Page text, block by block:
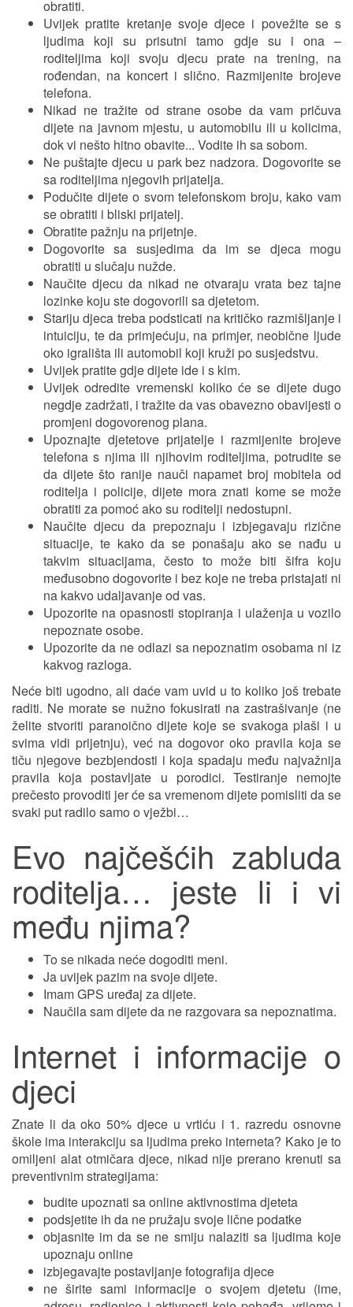
obratiti.
Uvijek pratite kretanje svoje djece i povežite se s
ljudima koji su prisutni tamo gdje su i ona –
roditeljima koji svoju djecu prate na trening, na
rođendan, na koncert i slično. Razmijenite brojeve
telefona.
Nikad ne tražite od strane osobe da vam pričuva
dijete na javnom mjestu, u automobilu ili u kolicima,
dok vi nešto hitno obavite... Vodite ih sa sobom.
Ne puštajte djecu u park bez nadzora. Dogovorite se
sa roditeljima njegovih prijatelja.
Podučite dijete o svom telefonskom broju, kako vam
se obratiti i bliski prijatelj.
Obratite pažnju na prijetnje.
Dogovorite sa susjedima da im se djeca mogu
obratiti u slučaju nužde.
Naučite djecu da nikad ne otvaraju vrata bez tajne
lozinke koju ste dogovorili sa djetetom.
Stariju djeca treba podsticati na kritičko razmišljanje i
intuiciju, te da primjećuju, na primjer, neobične ljude
oko igrališta ili automobil koji kruži po susjedstvu.
Uvijek pratite gdje dijete ide i s kim.
Uvijek odredite vremenski koliko će se dijete dugo
negdje zadržati, i tražite da vas obavezno obavijesti o
promjeni dogovorenog plana.
Upoznajte djetetove prijatelje i razmijenite brojeve
telefona s njima ili njihovim roditeljima, potrudite se
da dijete što ranije nauči napamet broj mobitela od
roditelja i policije, dijete mora znati kome se može
obratiti za pomoć ako su roditelji nedostupni.
Naučite djecu da prepoznaju i izbjegavaju rizične
situacije, te kako da se ponašaju ako se nađu u
takvim situacijama, često to može biti šifra koju
međusobno dogovorite i bez koje ne treba pristajati ni
na kakvo udaljavanje od vas.
Upozorite na opasnosti stopiranja i ulaženja u vozilo
nepoznate osobe.
Upozorite da ne odlazi sa nepoznatim osobama ni iz
kakvog razloga.
Neće biti ugodno, ali daće vam uvid u to koliko još trebate
raditi. Ne morate se nužno fokusirati na zastrašivanje (ne
želite stvoriti paranoično dijete koje se svakoga plaši i u
svima vidi prijetnju), već na dogovor oko pravila koja se
tiču njegove bezbjendosti i koja spadaju među najvažnija
pravila koja postavljate u porodici. Testiranje nemojte
prečesto provoditi jer će sa vremenom dijete pomisliti da se
svaki put radilo samo o vježbi…
Evo najčešćih zabluda
roditelja… jeste li i vi
među njima?
To se nikada neće dogoditi meni.
Ja uvijek pazim na svoje dijete.
Imam GPS uređaj za dijete.
Naučila sam dijete da ne razgovara sa nepoznatima.
Internet i informacije o
djeci
Znate li da oko 50% djece u vrtiću i 1. razredu osnovne
škole ima interakciju sa ljudima preko interneta? Kako je to
omiljeni alat otmičara djece, nikad nije prerano krenuti sa
preventivnim strategijama:
budite upoznati sa online aktivnostima djeteta
podsjetite ih da ne pružaju svoje lične podatke
objasnite im da se ne smiju nalaziti sa ljudima koje
upoznaju online
izbjegavajte postavljanje fotografija djece
ne širite sami informacije o svojem djetetu (ime,